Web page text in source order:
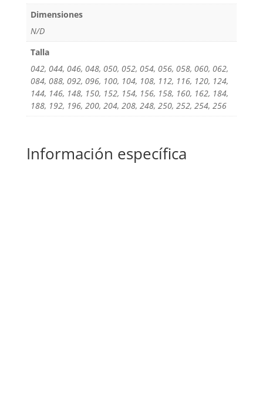
Dimensiones
N/D
Talla
042, 044, 046, 048, 050, 052, 054, 056, 058, 060, 062,
084, 088, 092, 096, 100, 104, 108, 112, 116, 120, 124,
144, 146, 148, 150, 152, 154, 156, 158, 160, 162, 184,
188, 192, 196, 200, 204, 208, 248, 250, 252, 254, 256
Información específica